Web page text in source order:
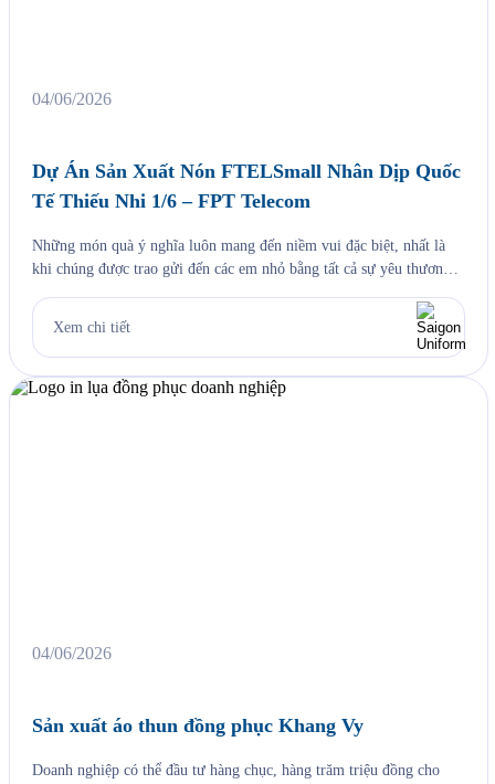
04/06/2026
Dự Án Sản Xuất Nón FTELSmall Nhân Dịp Quốc
Tế Thiếu Nhi 1/6 – FPT Telecom
Những món quà ý nghĩa luôn mang đến niềm vui đặc biệt, nhất là
khi chúng được trao gửi đến các em nhỏ bằng tất cả sự yêu thương
vinh dự được đồng hành cùng FPT Telecom trong dự án sản xuất
[…]
Xem chi tiết
04/06/2026
Sản xuất áo thun đồng phục Khang Vy
Doanh nghiệp có thể đầu tư hàng chục, hàng trăm triệu đồng cho